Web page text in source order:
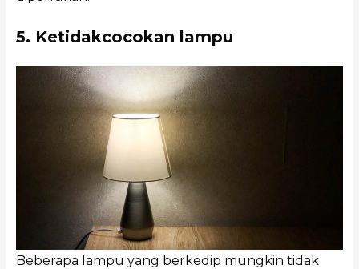
5. Ketidakcocokan lampu
Beberapa lampu yang berkedip mungkin tidak